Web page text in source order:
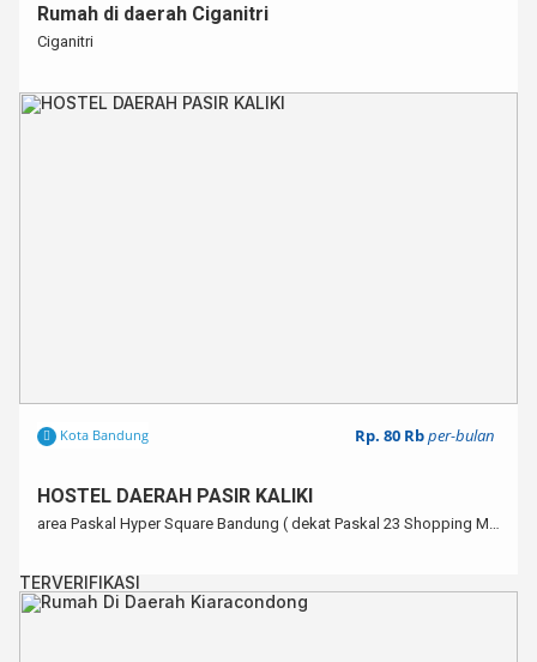
Rumah di daerah Ciganitri
Ciganitri
Kota Bandung Rp. 80 Rbper-bulan
HOSTEL DAERAH PASIR KALIKI
area Paskal Hyper Square Bandung ( dekat Paskal 23 Shopping Mall )
TERVERIFIKASI